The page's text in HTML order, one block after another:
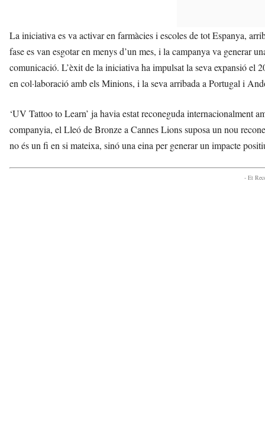
La iniciativa es va activar en farmàcies i escoles de tot Espanya,
fase es van esgotar en menys d’un mes, i la campanya va generar
comunicació. L’èxit de la iniciativa ha impulsat la seva expansió el
en col·laboració amb els Minions, i la seva arribada a Portugal i
‘UV Tattoo to Learn’ ja havia estat reconeguda internacionalment
companyia, el Lleó de Bronze a Cannes Lions suposa un nou
no és un fi en si mateixa, sinó una eina per generar un impacte
- Et